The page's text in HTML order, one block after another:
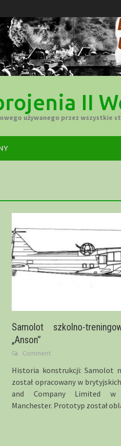
II
używanego przez wszystkie
Samolot szkolno-
„Anson”
Comment
Historia konstrukcji: Samolot
został opracowany w brytyjskich
and Company Limited w
Manchester. Prototyp został